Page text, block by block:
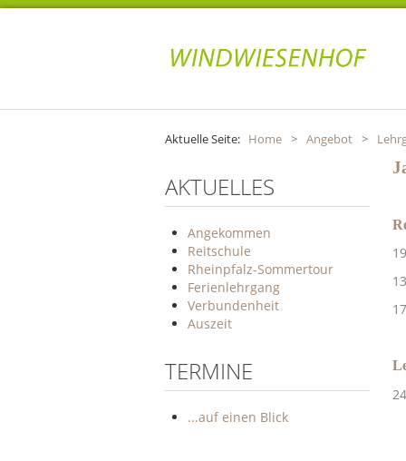
Aktuelle Seite: Home > Angebot >
AKTUELLES
Angekommen
Reitschule
Rheinpfalz-Sommertour
Ferienlehrgang
Verbundenheit
Auszeit
TERMINE
...auf einen Blick